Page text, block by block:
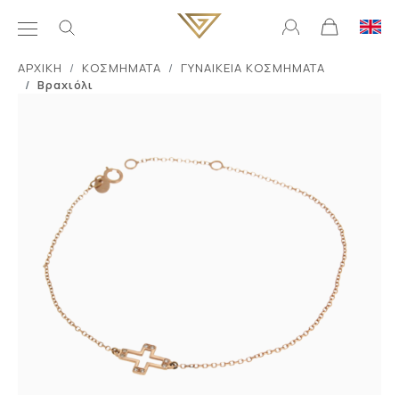
ΑΡΧΙΚΗ ΚΟΣΜΗΜΑΤΑ
ΓΥΝΑΙΚΕΙΑ ΚΟΣΜΗΜΑΤΑ
Βραχιόλι